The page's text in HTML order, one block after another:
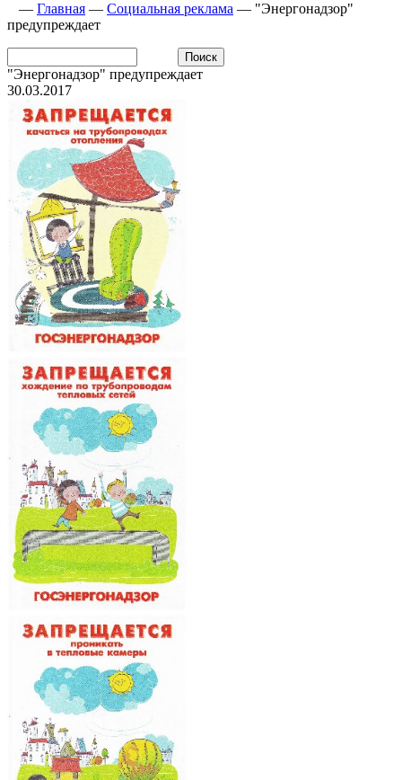
— Главная — Социальная реклама — "Энергонадзор"
предупреждает
"Энергонадзор" предупреждает
30.03.2017